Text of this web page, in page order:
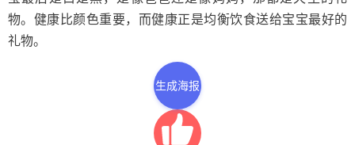
物。健康比颜色重要，而健康正是均衡饮食送给宝宝最好的
礼物。
生成海报